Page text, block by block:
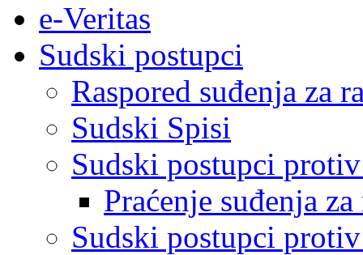
e-Veritas
Sudski postupci
Raspored suđenja za
Sudski Spisi
Sudski postupci
Praćenje suđenja
Sudski postupci